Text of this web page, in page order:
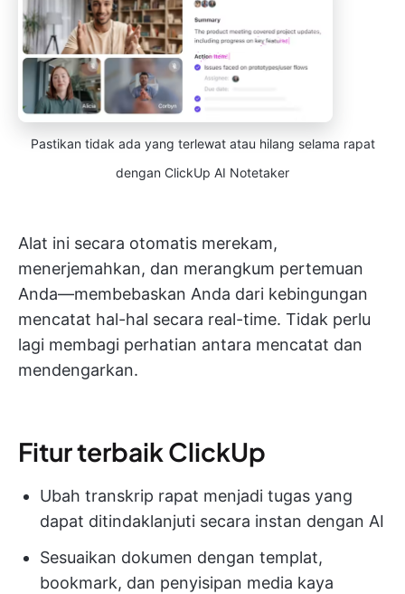
Pastikan tidak ada yang terlewat atau hilang selama rapat
dengan ClickUp AI Notetaker
Alat ini secara otomatis merekam,
menerjemahkan, dan merangkum pertemuan
Anda—membebaskan Anda dari kebingungan
mencatat hal-hal secara real-time. Tidak perlu
lagi membagi perhatian antara mencatat dan
mendengarkan.
Fitur terbaik ClickUp
Ubah transkrip rapat menjadi tugas yang
dapat ditindaklanjuti secara instan dengan AI
Sesuaikan dokumen dengan templat,
bookmark, dan penyisipan media kaya